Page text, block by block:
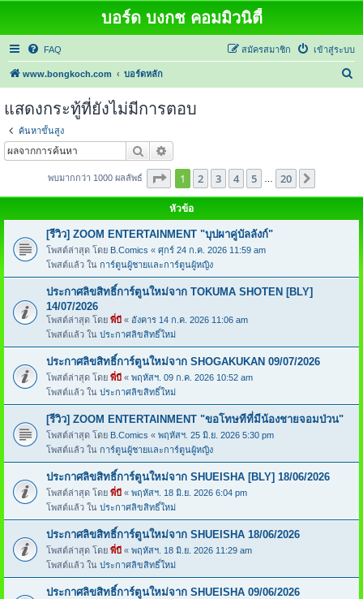
บอร์ด บงกช คอมมิวนิตี้
FAQ เข้าสู่ระบบ
สมัครสมาชิก
www.bongkoch.com บอร์ดหลัก
แสดงกระทู้ที่ยังไม่มีการตอบ
ค้นหาขั้นสูง
ค้นหา
พบมากกว่า 1000 ผลลัพธ์ หน้า จากทั้งหมด 20
1 2 3 4 5 20
หัวข้อ
[รีวิว] ZOOM ENTERTAINMENT "บุปผาคู่บัลลังก์"
โพสต์ล่าสุด โดย B.Comics « ศุกร์ 24 ก.ค. 2026 11:59 am
โพสต์แล้ว ใน การ์ตูนผู้ชายและการ์ตูนผู้หญิง
ประกาศลิขสิทธิ์การ์ตูนใหม่จาก TOKUMA SHOTEN [BLY]
14/07/2026
โพสต์ล่าสุด โดย พี่บี « อังคาร 14 ก.ค. 2026 11:06 am
โพสต์แล้ว ใน ประกาศลิขสิทธิ์ใหม่
ประกาศลิขสิทธิ์การ์ตูนใหม่จาก SHOGAKUKAN 09/07/2026
โพสต์ล่าสุด โดย พี่บี « พฤหัสฯ. 09 ก.ค. 2026 10:52 am
โพสต์แล้ว ใน ประกาศลิขสิทธิ์ใหม่
[รีวิว] ZOOM ENTERTAINMENT "ขอโทษทีที่มีน้องชายจอมป่วน"
โพสต์ล่าสุด โดย B.Comics « พฤหัสฯ. 25 มิ.ย. 2026 5:30 pm
โพสต์แล้ว ใน การ์ตูนผู้ชายและการ์ตูนผู้หญิง
ประกาศลิขสิทธิ์การ์ตูนใหม่จาก SHUEISHA [BLY] 18/06/2026
โพสต์ล่าสุด โดย พี่บี « พฤหัสฯ. 18 มิ.ย. 2026 6:04 pm
โพสต์แล้ว ใน ประกาศลิขสิทธิ์ใหม่
ประกาศลิขสิทธิ์การ์ตูนใหม่จาก SHUEISHA 18/06/2026
โพสต์ล่าสุด โดย พี่บี « พฤหัสฯ. 18 มิ.ย. 2026 11:29 am
โพสต์แล้ว ใน ประกาศลิขสิทธิ์ใหม่
ประกาศลิขสิทธิ์การ์ตูนใหม่จาก SHUEISHA 09/06/2026